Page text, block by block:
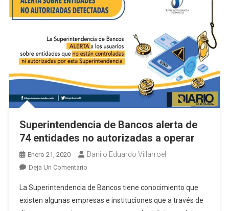
Superintendencia de Bancos alerta de
74 entidades no autorizadas a operar
Enero 21, 2020 Danilo Eduardo Villarroel
Deja Un ComentarioEn
De
Bancos
La Superintendencia de Bancos tiene conocimiento que
existen algunas empresas e instituciones que a través de